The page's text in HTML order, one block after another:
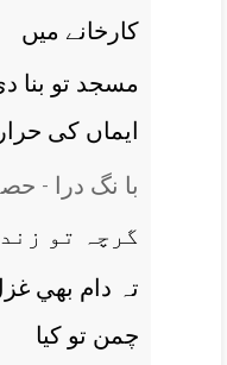
کارخانے ميں
مسجد تو بنا
ايماں کی
با نگ درا -
گرچہ تو
تہ دام بھي
چمن تو کيا